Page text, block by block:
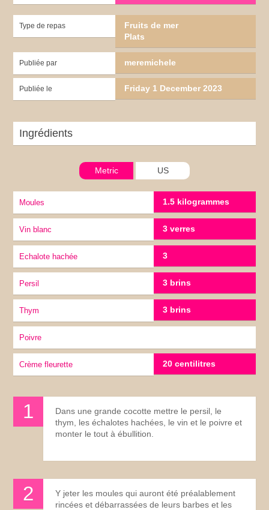
Type de repas
Fruits de mer
Plats
Publiée par meremichele
Publiée le Friday 1 December 2023
Ingrédients
Metric US
moules 1.5 kilogrammes
vin blanc 3 verres
Echalote hachée 3
Persil 3 brins
thym 3 brins
Poivre
crème fleurette 20 centilitres
Dans une grande cocotte mettre le persil, le
thym, les échalotes hachées, le vin et le poivre et
monter le tout à ébullition.
Y jeter les moules qui auront été préalablement
rincées et débarrassées de leurs barbes et les